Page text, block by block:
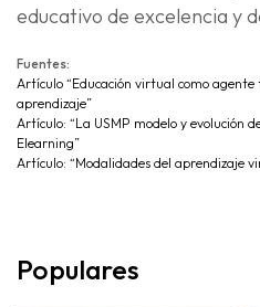
educativo de excelencia y
Fuentes:
Artículo “Educación virtual como
aprendizaje”
Artículo: “La USMP modelo y evolución
Elearning”
Artículo: “Modalidades del aprendizaje
Populares